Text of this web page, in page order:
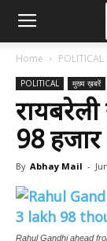
Abhay
Mail
Home POLITICAL
POLITICAL मुख्य ख़बरें
98
By Abhay Mail -
Rahul Gandhi ahead